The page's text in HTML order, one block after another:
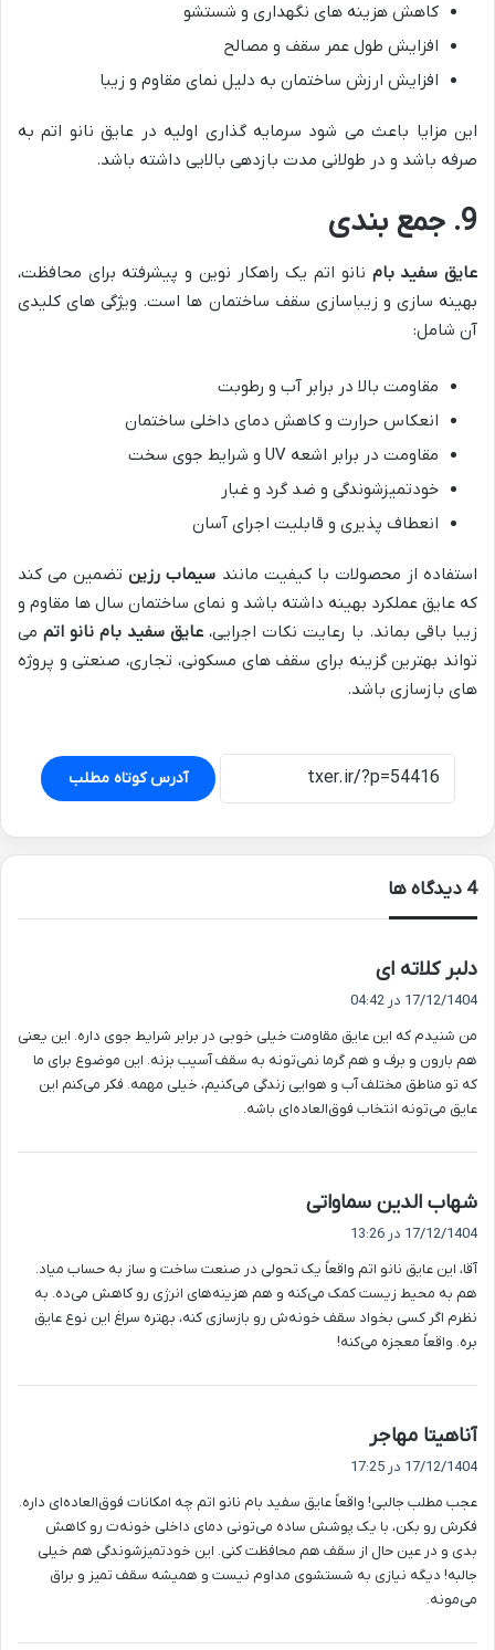
کاهش هزینه های نگهداری و شستشو
افزایش طول عمر سقف و مصالح
افزایش ارزش ساختمان به دلیل نمای مقاوم و زیبا
این مزایا باعث می شود سرمایه گذاری اولیه در عایق نانو اتم به
صرفه باشد و در طولانی مدت بازدهی بالایی داشته باشد.
9. جمع بندی
عایق سفید بام نانو اتم یک راهکار نوین و پیشرفته برای محافظت،
بهینه سازی و زیباسازی سقف ساختمان ها است. ویژگی های کلیدی
آن شامل:
مقاومت بالا در برابر آب و رطوبت
انعکاس حرارت و کاهش دمای داخلی ساختمان
مقاومت در برابر اشعه UV و شرایط جوی سخت
خودتمیزشوندگی و ضد گرد و غبار
انعطاف پذیری و قابلیت اجرای آسان
استفاده از محصولات با کیفیت مانند سیماب رزینتضمین می کند
که عایق عملکرد بهینه داشته باشد و نمای ساختمان سال ها مقاوم و
زیبا باقی بماند. با رعایت نکات اجرایی، عایق سفید بام نانو اتم می
تواند بهترین گزینه برای سقف های مسکونی، تجاری، صنعتی و پروژه
های بازسازی باشد.
آدرس کوتاه مطلب
‫4 دیدگاه ها
دلبر کلاته ای
ف
:
17/12/1404 در 04:42
من شنیدم که این عایق مقاومت خیلی خوبی در برابر شرایط جوی داره. این یعنی
هم بارون و برف و هم گرما نمی‌تونه به سقف آسیب بزنه. این موضوع برای ما
که تو مناطق مختلف آب و هوایی زندگی می‌کنیم، خیلی مهمه. فکر می‌کنم این
عایق می‌تونه انتخاب فوق‌العاده‌ای باشه.
شهاب الدین سماواتی
:
17/12/1404 در 13:26
آقا، این عایق نانو اتم واقعاً یک تحولی در صنعت ساخت و ساز به حساب میاد.
هم به محیط زیست کمک می‌کنه و هم هزینه‌های انرژی رو کاهش می‌ده. به
نظرم اگر کسی بخواد سقف خونه‌ش رو بازسازی کنه، بهتره سراغ این نوع عایق
بره. واقعاً معجزه می‌کنه!
آناهیتا مهاجر
ف
:
17/12/1404 در 17:25
عجب مطلب جالبی! واقعاً عایق سفید بام نانو اتم چه امکانات فوق‌العاده‌ای داره.
فکرش رو بکن، با یک پوشش ساده می‌تونی دمای داخلی خونه‌ت رو کاهش
بدی و در عین حال از سقف هم محافظت کنی. این خودتمیزشوندگی هم خیلی
جالبه! دیگه نیازی به شستشوی مداوم نیست و همیشه سقف تمیز و براق
می‌مونه.